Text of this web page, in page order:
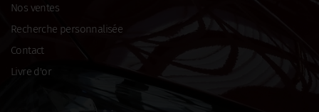
Nos ventes
Recherche personnalisée
Contact
Livre d'or